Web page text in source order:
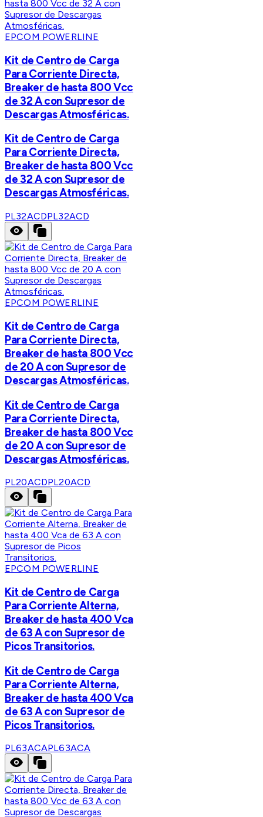
EPCOM POWERLINE
Kit de Centro de Carga
Para Corriente Directa,
Breaker de hasta 800 Vcc
de 32 A con Supresor de
Descargas Atmosféricas.
Kit de Centro de Carga
Para Corriente Directa,
Breaker de hasta 800 Vcc
de 32 A con Supresor de
Descargas Atmosféricas.
PL32ACDPL32ACD
EPCOM POWERLINE
Kit de Centro de Carga
Para Corriente Directa,
Breaker de hasta 800 Vcc
de 20 A con Supresor de
Descargas Atmosféricas.
Kit de Centro de Carga
Para Corriente Directa,
Breaker de hasta 800 Vcc
de 20 A con Supresor de
Descargas Atmosféricas.
PL20ACDPL20ACD
EPCOM POWERLINE
Kit de Centro de Carga
Para Corriente Alterna,
Breaker de hasta 400 Vca
de 63 A con Supresor de
Picos Transitorios.
Kit de Centro de Carga
Para Corriente Alterna,
Breaker de hasta 400 Vca
de 63 A con Supresor de
Picos Transitorios.
PL63ACAPL63ACA